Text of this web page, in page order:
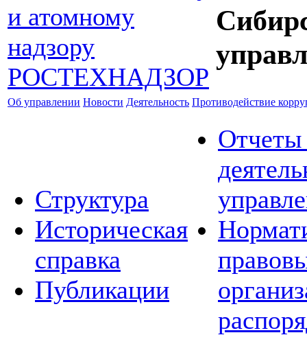
Об управлении Новости Деятельность Противодействие
Структура
Историческая
справка
Публикации
Отчеты